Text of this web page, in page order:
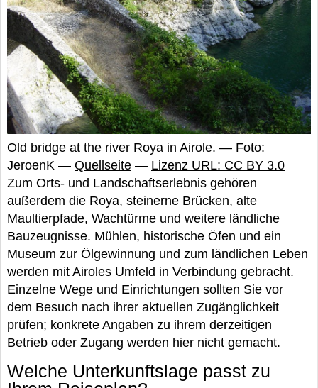
Old bridge at the river Roya in Airole. — Foto:
JeroenK — Quellseite — Lizenz URL: CC BY 3.0
Zum Orts- und Landschaftserlebnis gehören
außerdem die Roya, steinerne Brücken, alte
Maultierpfade, Wachtürme und weitere ländliche
Bauzeugnisse. Mühlen, historische Öfen und ein
Museum zur Ölgewinnung und zum ländlichen Leben
werden mit Airoles Umfeld in Verbindung gebracht.
Einzelne Wege und Einrichtungen sollten Sie vor
dem Besuch nach ihrer aktuellen Zugänglichkeit
prüfen; konkrete Angaben zu ihrem derzeitigen
Betrieb oder Zugang werden hier nicht gemacht.
Welche Unterkunftslage passt zu